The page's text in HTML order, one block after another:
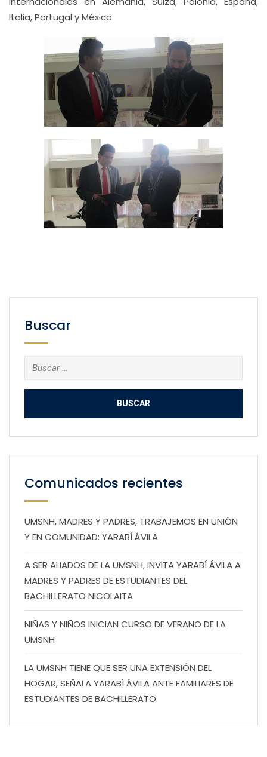
Italia, Portugal y México.
Buscar
Buscar:
Comunicados recientes
UMSNH, MADRES Y PADRES, TRABAJEMOS EN UNIÓN
Y EN COMUNIDAD: YARABÍ ÁVILA
A SER ALIADOS DE LA UMSNH, INVITA YARABÍ ÁVILA A
MADRES Y PADRES DE ESTUDIANTES DEL
BACHILLERATO NICOLAITA
NIÑAS Y NIÑOS INICIAN CURSO DE VERANO DE LA
UMSNH
LA UMSNH TIENE QUE SER UNA EXTENSIÓN DEL
HOGAR, SEÑALA YARABÍ ÁVILA ANTE FAMILIARES DE
ESTUDIANTES DE BACHILLERATO